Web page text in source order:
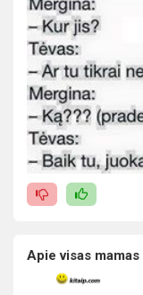
Apie visas mamas